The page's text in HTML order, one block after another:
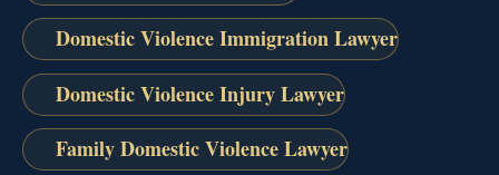
Domestic Violence Immigration Lawyer
Domestic Violence Injury Lawyer
Family Domestic Violence Lawyer